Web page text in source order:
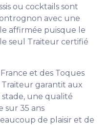
ou cocktails sont
avec une
affirmée puisque le
seul Traiteur certifié
et des Toques
garantit aux
stade, une qualité
sur 35 ans
de plaisir et de